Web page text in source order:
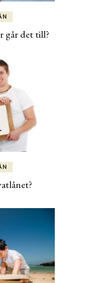
går det till?